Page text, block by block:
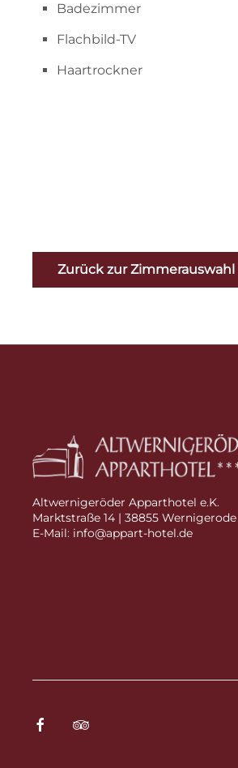
Badezimmer
Flachbild-TV
Haartrockner
Zurück zur Zimmerauswahl
Altwernigeröder Apparthotel e.K.
Marktstraße 14 | 38855 Wernigerode
E-Mail: info@appart-hotel.de